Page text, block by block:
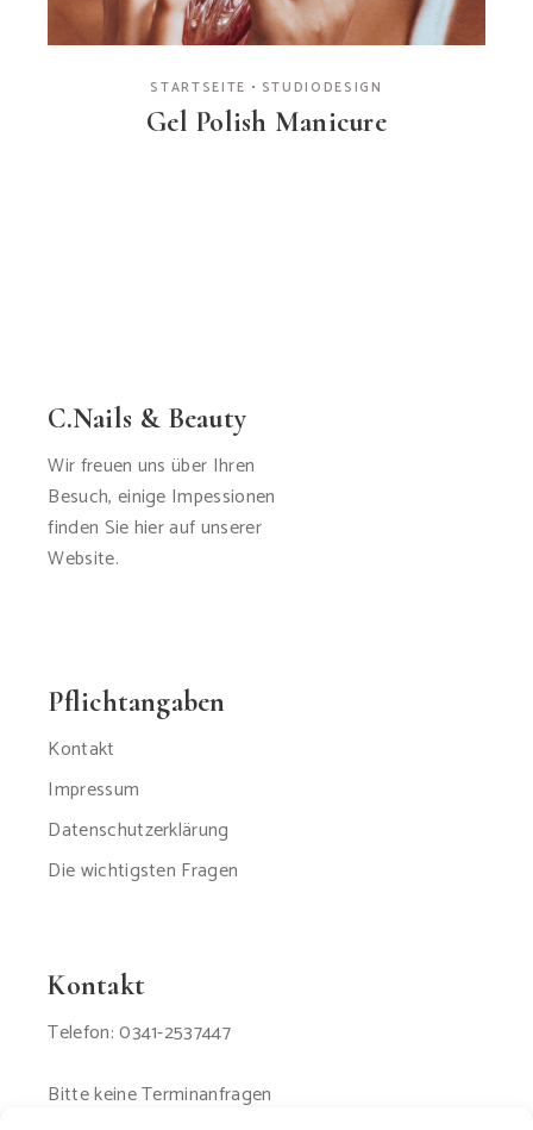
STARTSEITE STUDIODESIGN
Gel Polish Manicure
C.Nails & Beauty
Wir freuen uns über Ihren
Besuch, einige Impessionen
finden Sie hier auf unserer
Website.
Pflichtangaben
Kontakt
Impressum
Datenschutzerklärung
Die wichtigsten Fragen
Kontakt
Telefon: 0341-2537447
Bitte keine Terminanfragen